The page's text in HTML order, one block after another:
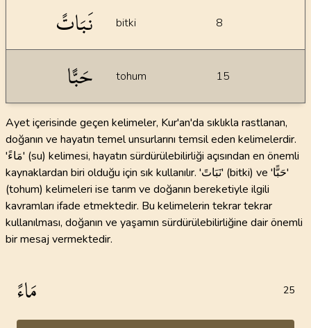
نَبَاتً bitki 8
حَبًّا tohum 15
Ayet içerisinde geçen kelimeler, Kur'an'da sıklıkla rastlanan,
doğanın ve hayatın temel unsurlarını temsil eden kelimelerdir.
'مَاءً' (su) kelimesi, hayatın sürdürülebilirliği açısından en önemli
kaynaklardan biri olduğu için sık kullanılır. 'نَبَاتً' (bitki) ve 'حَبًّا'
(tohum) kelimeleri ise tarım ve doğanın bereketiyle ilgili
kavramları ifade etmektedir. Bu kelimelerin tekrar tekrar
kullanılması, doğanın ve yaşamın sürdürülebilirliğine dair önemli
bir mesaj vermektedir.
مَاءً 25